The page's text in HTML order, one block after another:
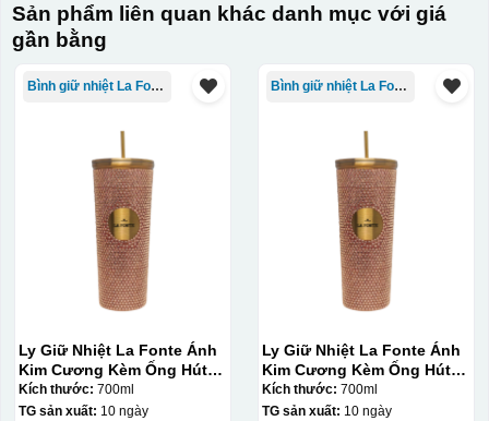
Hộp xi ly sứ
Sản phẩm liên quan khác danh mục với giá
gần bằng
Bình giữ nhiệt La Fonte
Ly Giữ Nhiệt La Fonte Ánh
Kim Cương Kèm Ống Hút-
700 ml-014687-GOL
Kích thước: 700ml
TG sản xuất: 10 ngày
Bình giữ nhiệt La Fonte
Ly Giữ Nhiệt La Fonte Ánh
Kim Cương Kèm Ống Hút-
700 ml-014687-GOL
Kích thước: 700ml
TG sản xuất: 10 ngày